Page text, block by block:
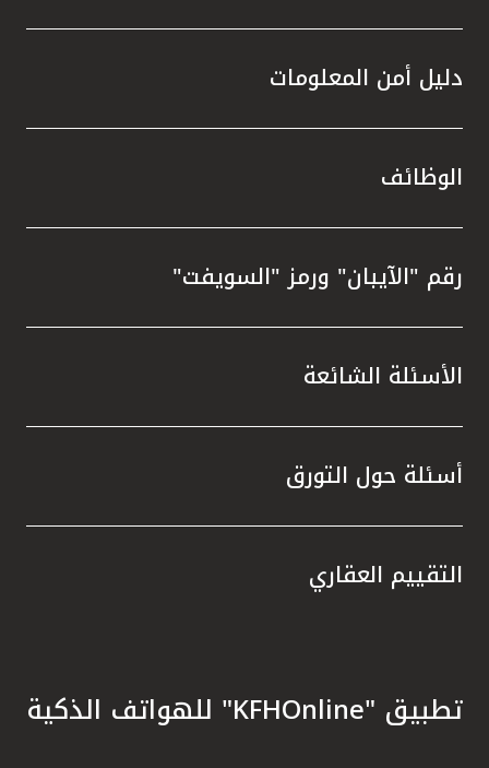
دليل أمن المعلومات
الوظائف
رقم "الآيبان" ورمز "السويفت"
الأسئلة الشائعة
أسئلة حول التورق
التقييم العقاري
تطبيق "KFHOnline" للهواتف الذكية